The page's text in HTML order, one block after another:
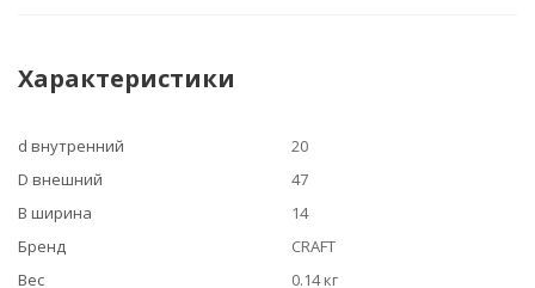
Характеристики
d внутренний
20
D внешний
47
B ширина
14
Бренд
CRAFT
Вес
0.14 кг